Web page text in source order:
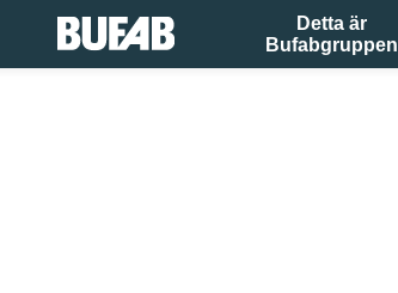
Detta är
Bufabgruppen